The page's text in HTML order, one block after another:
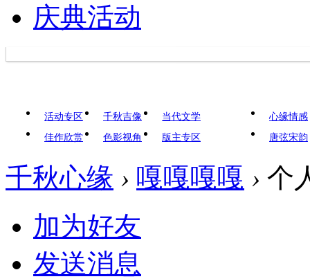
庆典活动
活动专区 千秋吉像
当代文学
佳作欣赏
色影视角 版主专区
心缘情感
唐弦宋韵
千秋心缘 › 嘎嘎嘎嘎 › 个
加为好友
发送消息